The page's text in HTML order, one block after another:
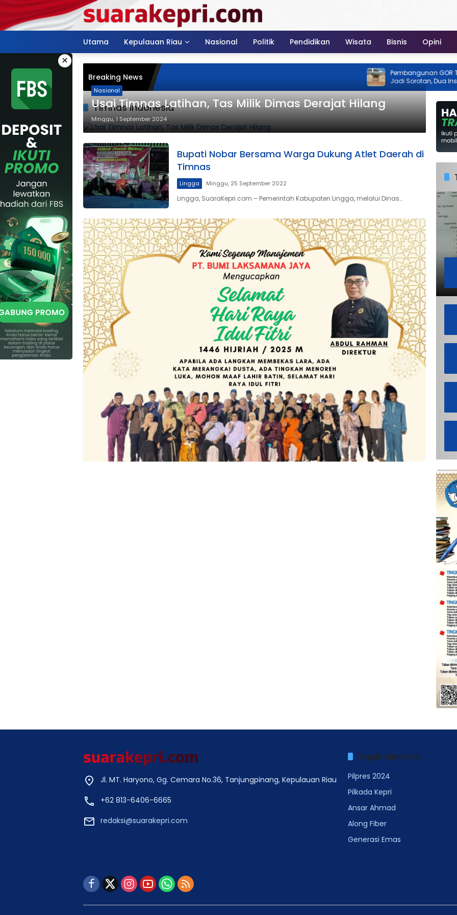
Langsung
konten
Utama
Kepulauan Riau Nasional Politik Pendidikan Wisata Bisnis Opini
×
Breaking News
Pembangunan GOR Tenis
Jadi Sorotan, Dua Instansi
Ada Izin
Timnas Indonesia
Nasional
Usai Timnas Latihan, Tas Milik Dimas Derajat Hilang
Minggu, 1 September 2024
Bupati Nobar Bersama Warga Dukung Atlet Daerah di
Timnas
Lingga Minggu, 25 September 2022
Lingga, SuaraKepri.com – Pemerintah Kabupaten Lingga, melalui Dinas…
Jl. MT. Haryono, Gg. Cemara No.36, Tanjungpinang, Kepulauan Riau
+62 813-6406-6665
redaksi@suarakepri.com
Topik Menarik
Pilpres 2024
Pilkada Kepri
Ansar Ahmad
Along Fiber
Generasi Emas